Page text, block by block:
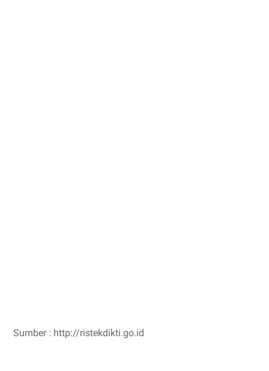
Sumber : http://ristekdikti.go.id